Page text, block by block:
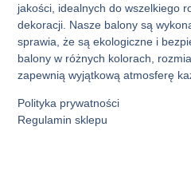
jakości, idealnych do wszelkiego
dekoracji. Nasze balony są
sprawia, że są ekologiczne i
balony w różnych kolorach,
zapewnią wyjątkową atmosferę
Polityka prywatności
Regulamin sklepu